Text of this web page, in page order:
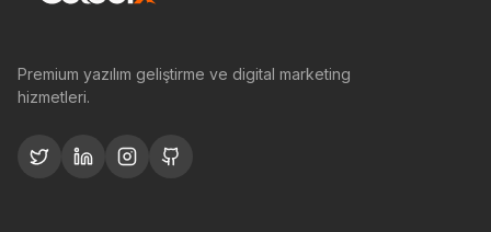
Premium yazılım geliştirme ve digital marketing
hizmetleri.